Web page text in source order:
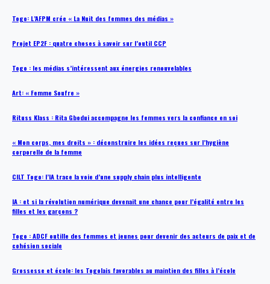
Togo: L’AFPM crée « La Nuit des femmes des médias »
Projet EP2F : quatre choses à savoir sur l’outil CCP
Togo : les médias s’intéressent aux énergies renouvelables
Art: « Femme Soufre »
Rituss Klass : Rita Gbodui accompagne les femmes vers la confiance en soi
« Mon corps, mes droits » : déconstruire les idées reçues sur l’hygiène
corporelle de la femme
CILT Togo: l’IA trace la voie d’une supply chain plus intelligente
IA : et si la révolution numérique devenait une chance pour l’égalité entre les
filles et les garçons ?
Togo : ADCF outille des femmes et jeunes pour devenir des acteurs de paix et de
cohésion sociale
Grossesse et école: les Togolais favorables au maintien des filles à l’école